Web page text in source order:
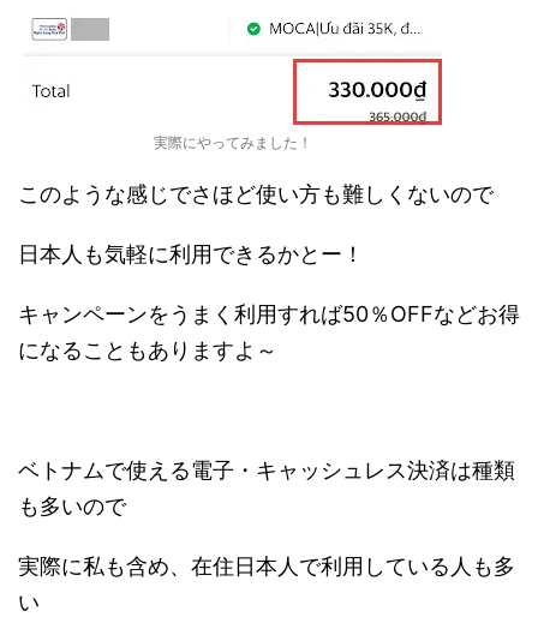
実際にやってみました！
このような感じでさほど使い方も難しくないので
日本人も気軽に利用できるかとー！
キャンペーンをうまく利用すれば50％OFFなどお得
になることもありますよ～
ベトナムで使える電子・キャッシュレス決済は種類
も多いので
実際に私も含め、在住日本人で利用している人も多
い